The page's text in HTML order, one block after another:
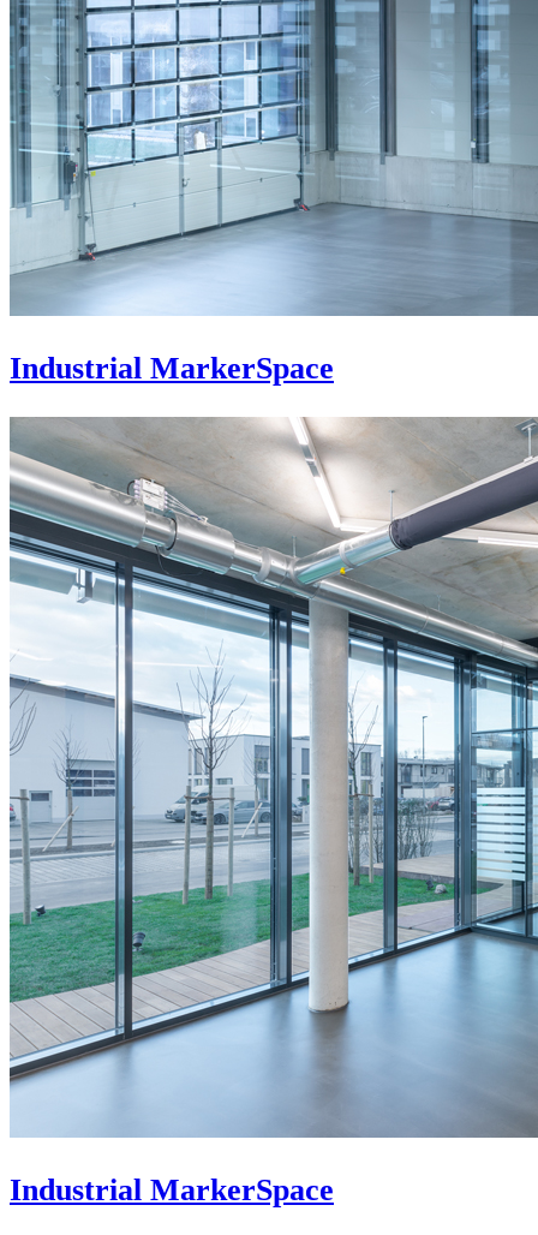
Industrial MarkerSpace
Industrial MarkerSpace